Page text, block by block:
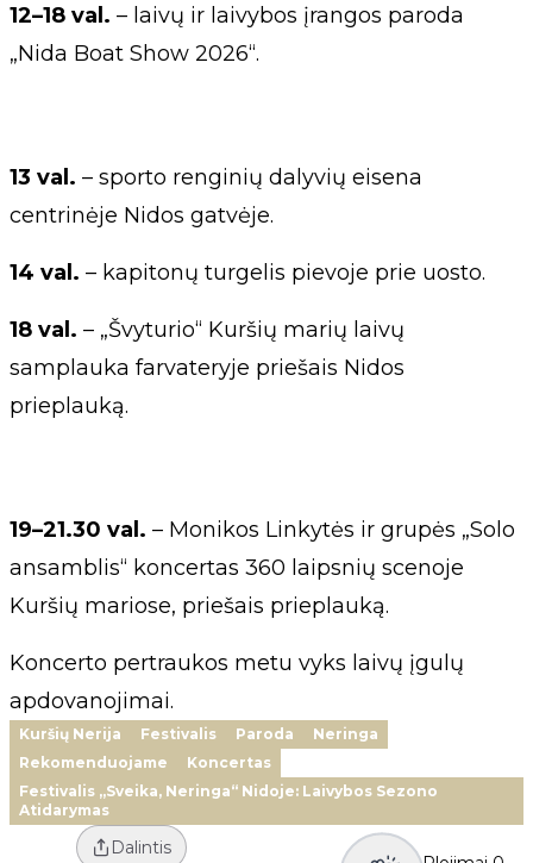
12–18 val. – laivų ir laivybos įrangos paroda
„Nida Boat Show 2026“.
13 val. – sporto renginių dalyvių eisena
centrinėje Nidos gatvėje.
14 val. – kapitonų turgelis pievoje prie uosto.
18 val. – „Švyturio“ Kuršių marių laivų
samplauka farvateryje priešais Nidos
prieplauką.
19–21.30 val. – Monikos Linkytės ir grupės „Solo
ansamblis“ koncertas 360 laipsnių scenoje
Kuršių mariose, priešais prieplauką.
Koncerto pertraukos metu vyks laivų įgulų
apdovanojimai.
Kuršių Nerija Festivalis Paroda
Neringa
Rekomenduojame
Koncertas
Festivalis „Sveika, Neringa“ Nidoje: Laivybos Sezono
Atidarymas
Dalintis